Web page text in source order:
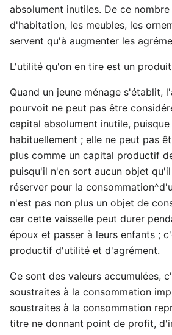
absolument inutiles. De ce
d'habitation, les meubles, les
servent qu'à augmenter les
L'utilité qu'on en tire est un
Quand un jeune ménage s'établit,
pourvoit ne peut pas être
capital absolument inutile,
habituellement ; elle ne peut pas
plus comme un capital productif
puisqu'il n'en sort aucun objet
réserver pour la
n'est pas non plus un objet de
car cette vaisselle peut durer
époux et passer à leurs enfants ;
productif d'utilité et d'agrément.
Ce sont des valeurs accumulées,
soustraites à la consommation
soustraites à la consommation
titre ne donnant point de profit,